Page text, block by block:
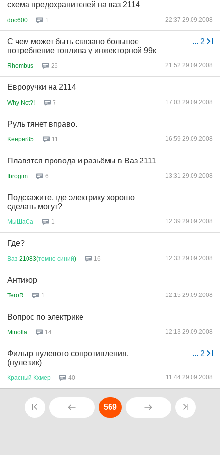
схема предохранителей на ваз 2114
doc600 1 22:37 29.09.2008
... 2
С чем может быть связано большое
потребление топлива у инжекторной 99к
Rhombus 26 21:52 29.09.2008
Евроручки на 2114
Why Not?! 7 17:03 29.09.2008
Руль тянет вправо.
Keeper85 11 16:59 29.09.2008
Плавятся провода и разьёмы в Ваз 2111
Ibrogim 6 13:31 29.09.2008
Подскажите, где электрику хорошо
сделать могут?
МыШаСа 1 12:39 29.09.2008
Где?
Ваз 21083(темно-синий) 16 12:33 29.09.2008
Антикор
TeroR 1 12:15 29.09.2008
Вопрос по электрике
Minolla 14 12:13 29.09.2008
... 2
Фильтр нулевого сопротивления.
(нулевик)
Красный Кхмер 40 11:44 29.09.2008
569